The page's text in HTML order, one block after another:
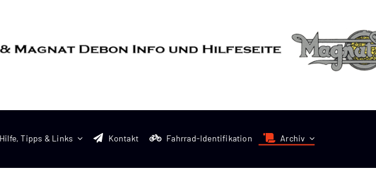
Hilfe, Tipps & Links Kontakt Fahrrad-Identifikation Archiv